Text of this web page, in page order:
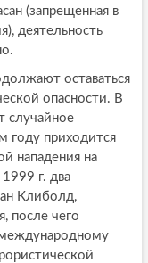
(запрещенная в
деятельность
оставаться
опасности. В
случайное
году приходится
нападения на
г. два
Клиболд,
после чего